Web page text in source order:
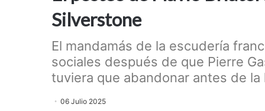
Silverstone
El mandamás de la escudería
sociales después de que Pierre
tuviera que abandonar antes de la
06 Julio 2025